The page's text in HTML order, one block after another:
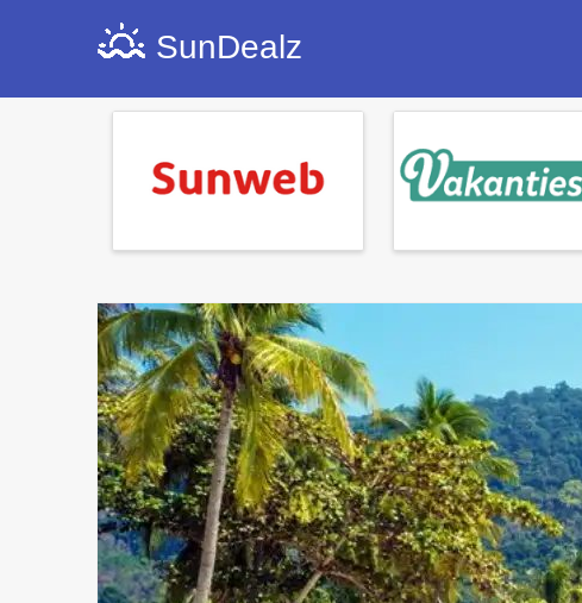
SunDealz